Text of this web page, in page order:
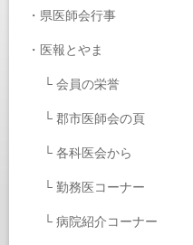
・ 県医師会行事
・医報とやま
└ 会員の栄誉
└ 郡市医師会の頁
└ 各科医会から
└ 勤務医コーナー
└ 病院紹介コーナー